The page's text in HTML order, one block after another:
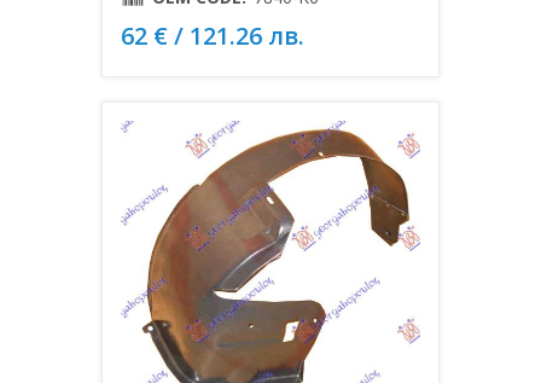
62 € / 121.26 лв.